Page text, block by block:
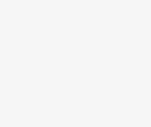
estar.